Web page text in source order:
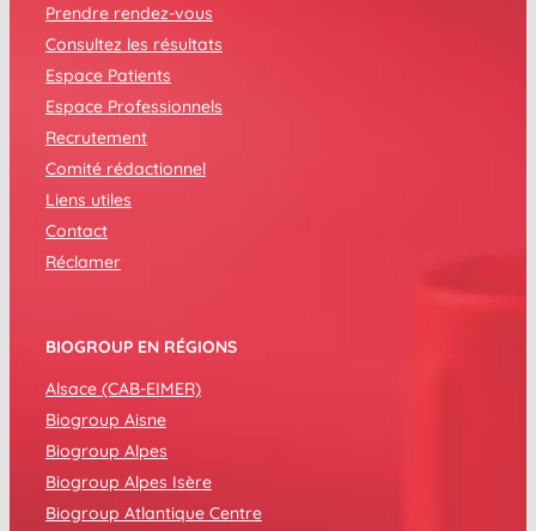
Prendre rendez-vous
Consultez les résultats
Espace Patients
Espace Professionnels
Recrutement
Comité rédactionnel
Liens utiles
Contact
Réclamer
BIOGROUP EN RÉGIONS
Alsace (CAB-EIMER)
Biogroup Aisne
Biogroup Alpes
Biogroup Alpes Isère
Biogroup Atlantique Centre